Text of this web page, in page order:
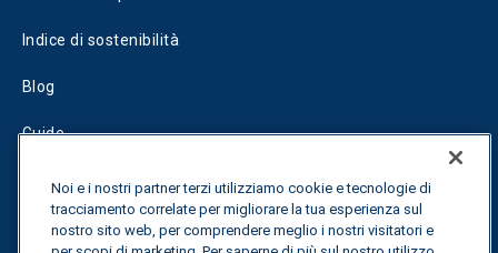
Indice di sostenibilità
Blog
Guide
Fuel Savings Calculator
Calcolatore di ottimizzazione dei trasporti
Noi e i nostri partner terzi utilizziamo cookie e tecnologie di
tracciamento correlate per migliorare la tua esperienza sul
nostro sito web, per comprendere meglio i nostri visitatori e